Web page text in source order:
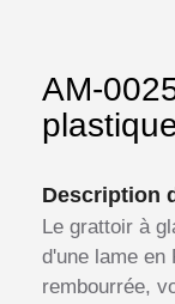
AM-
Description
Le grattoir à
d'une lame en
rembourrée,